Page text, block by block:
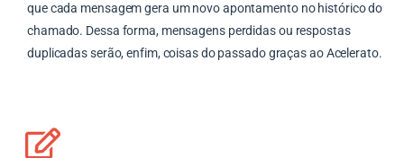
que cada mensagem gera um novo apontamento no histórico do
chamado. Dessa forma, mensagens perdidas ou respostas
duplicadas serão, enfim, coisas do passado graças ao Acelerato.